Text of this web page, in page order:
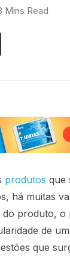
Mins Read
produtos que
há muitas
do produto, o
de
que